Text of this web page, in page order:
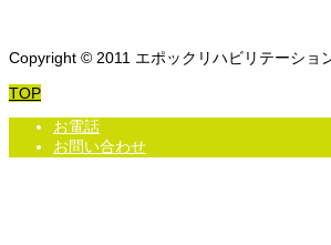
Copyright © 2011 エポックリハビリテーショ
TOP
お電話
お問い合わせ